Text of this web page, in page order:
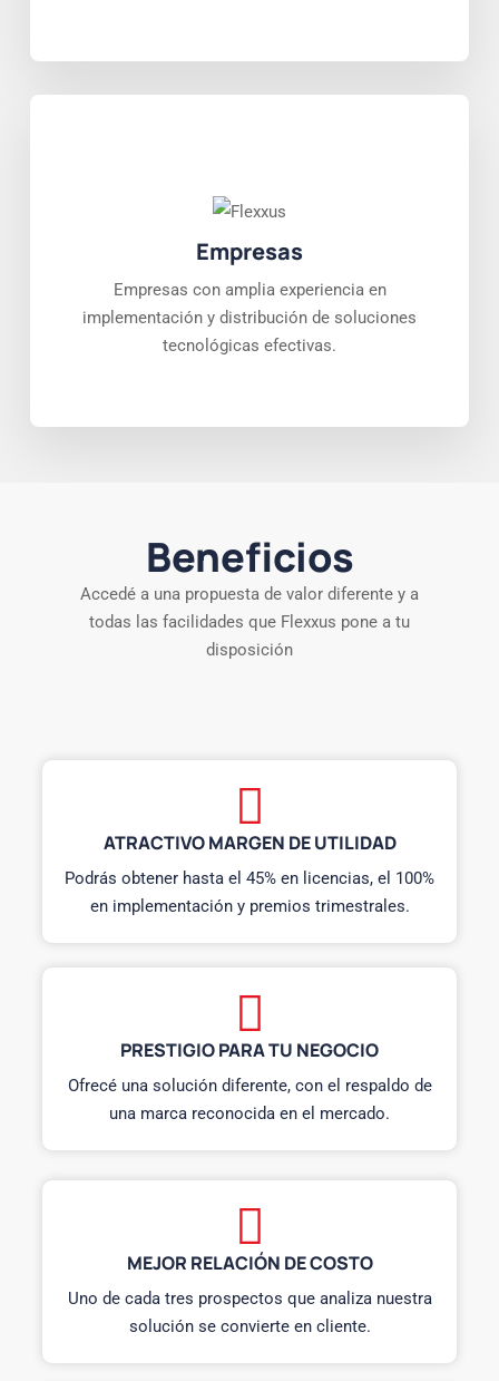
Empresas
Empresas con amplia experiencia en
implementación y distribución de soluciones
tecnológicas efectivas.
Beneficios
Accedé a una propuesta de valor diferente y a
todas las facilidades que Flexxus pone a tu
disposición
ATRACTIVO MARGEN DE UTILIDAD
Podrás obtener hasta el 45% en licencias, el 100%
en implementación y premios trimestrales.
PRESTIGIO PARA TU NEGOCIO
Ofrecé una solución diferente, con el respaldo de
una marca reconocida en el mercado.
MEJOR RELACIÓN DE COSTO
Uno de cada tres prospectos que analiza nuestra
solución se convierte en cliente.